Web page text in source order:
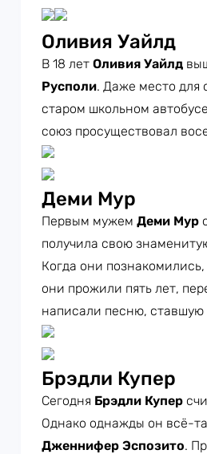
Оливия Уайлд
В 18 лет Оливия Уайлд
Русполи. Даже место для
старом школьном
союз просуществовал
Деми Мур
Первым мужем Деми Мур
получила свою
Когда они
они прожили пять лет,
написали песню, ставшую
Брэдли Купер
Сегодня Брэдли Купер
Однако однажды он всё-
Дженнифер Эспозито.